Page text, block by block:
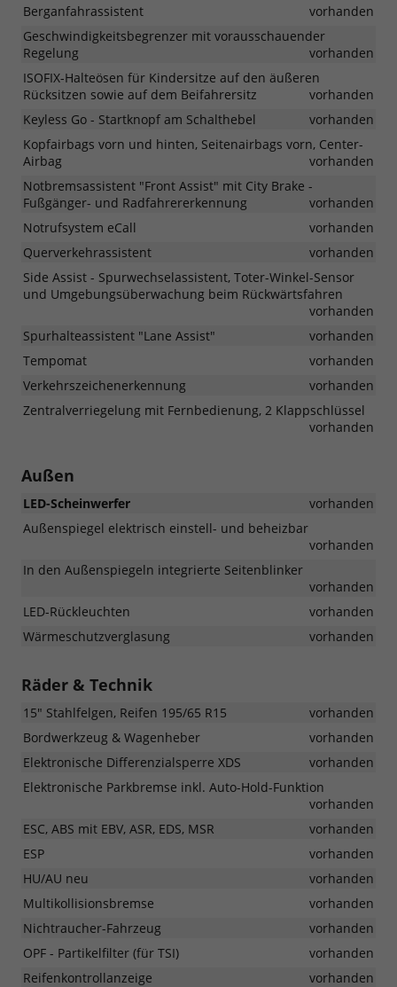
Berganfahrassistent
vorhanden
Geschwindigkeitsbegrenzer mit vorausschauender
Regelung
vorhanden
ISOFIX-Halteösen für Kindersitze auf den äußeren
Rücksitzen sowie auf dem Beifahrersitz
vorhanden
Keyless Go - Startknopf am Schalthebel
vorhanden
Kopfairbags vorn und hinten, Seitenairbags vorn, Center-
Airbag
vorhanden
Notbremsassistent "Front Assist" mit City Brake -
Fußgänger- und Radfahrererkennung
vorhanden
Notrufsystem eCall
vorhanden
Querverkehrassistent
vorhanden
Side Assist - Spurwechselassistent, Toter-Winkel-Sensor
und Umgebungsüberwachung beim Rückwärtsfahren
vorhanden
Spurhalteassistent "Lane Assist"
vorhanden
Tempomat
vorhanden
Verkehrszeichenerkennung
vorhanden
Zentralverriegelung mit Fernbedienung, 2 Klappschlüssel
vorhanden
Außen
LED-Scheinwerfer
vorhanden
Außenspiegel elektrisch einstell- und beheizbar
vorhanden
In den Außenspiegeln integrierte Seitenblinker
vorhanden
LED-Rückleuchten
vorhanden
Wärmeschutzverglasung
vorhanden
Räder & Technik
15" Stahlfelgen, Reifen 195/65 R15
vorhanden
Bordwerkzeug & Wagenheber
vorhanden
Elektronische Differenzialsperre XDS
vorhanden
Elektronische Parkbremse inkl. Auto-Hold-Funktion
vorhanden
ESC, ABS mit EBV, ASR, EDS, MSR
vorhanden
ESP
vorhanden
HU/AU neu
vorhanden
Multikollisionsbremse
vorhanden
Nichtraucher-Fahrzeug
vorhanden
OPF - Partikelfilter (für TSI)
vorhanden
Reifenkontrollanzeige
vorhanden